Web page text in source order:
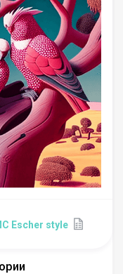
Escher style